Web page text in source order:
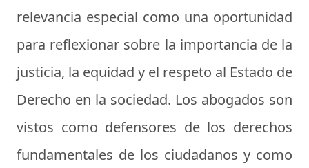
relevancia especial como una oportunidad
para reflexionar sobre la importancia de la
justicia, la equidad y el respeto al Estado de
Derecho en la sociedad. Los abogados son
vistos como defensores de los derechos
fundamentales de los ciudadanos y como